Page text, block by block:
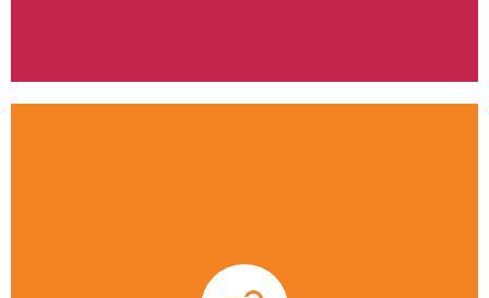
BASE apporte des solutions innovantes et